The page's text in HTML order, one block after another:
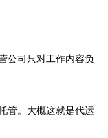
公司只对工作内容负
管。大概这就是代运